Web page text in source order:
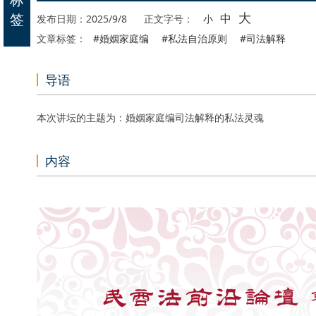
发布日期：2025/9/8 正文字号： 小 中 大
文章标签： #婚姻家庭编 #私法自治原则 #司法解释
导语
本次讲坛的主题为：婚姻家庭编司法解释的私法灵魂
内容
签